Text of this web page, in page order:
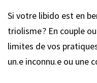
Si votre libido est en
triolisme ? En couple
limites de vos
un.e inconnu.e ou une